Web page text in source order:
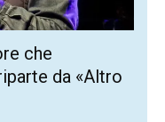
che
da «Altro